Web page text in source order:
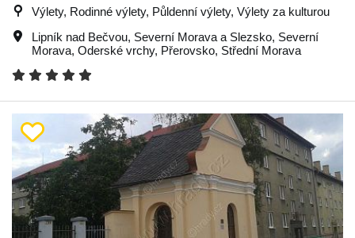
Výlety, Rodinné výlety, Půldenní výlety, Výlety za kulturou
Lipník nad Bečvou, Severní Morava a Slezsko, Severní
Morava, Oderské vrchy, Přerovsko, Střední Morava